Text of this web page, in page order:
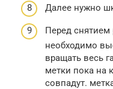
Далее нужно
Перед
необходимо
вращать весь
метки пока на
совпадут.